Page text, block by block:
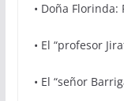
• Doña
• El “profesor
• El “señor